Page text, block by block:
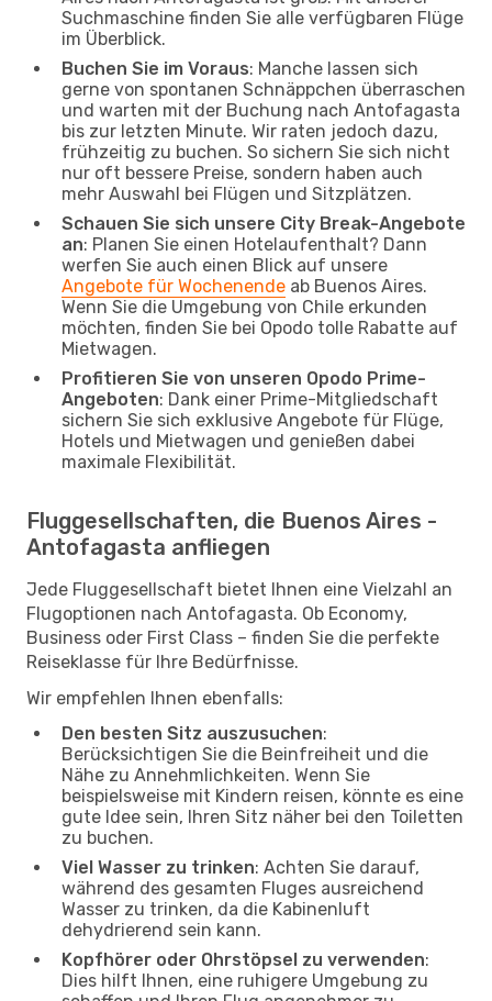
Suchmaschine finden Sie alle verfügbaren Flüge
im Überblick.
Buchen Sie im Voraus: Manche lassen sich
gerne von spontanen Schnäppchen überraschen
und warten mit der Buchung nach Antofagasta
bis zur letzten Minute. Wir raten jedoch dazu,
frühzeitig zu buchen. So sichern Sie sich nicht
nur oft bessere Preise, sondern haben auch
mehr Auswahl bei Flügen und Sitzplätzen.
Schauen Sie sich unsere City Break-Angebote
an: Planen Sie einen Hotelaufenthalt? Dann
werfen Sie auch einen Blick auf unsere
Angebote für Wochenende ab Buenos Aires.
Wenn Sie die Umgebung von Chile erkunden
möchten, finden Sie bei Opodo tolle Rabatte auf
Mietwagen.
Profitieren Sie von unseren Opodo Prime-
Angeboten: Dank einer Prime-Mitgliedschaft
sichern Sie sich exklusive Angebote für Flüge,
Hotels und Mietwagen und genießen dabei
maximale Flexibilität.
Fluggesellschaften, die Buenos Aires -
Antofagasta anfliegen
Jede Fluggesellschaft bietet Ihnen eine Vielzahl an
Flugoptionen nach Antofagasta. Ob Economy,
Business oder First Class – finden Sie die perfekte
Reiseklasse für Ihre Bedürfnisse.
Wir empfehlen Ihnen ebenfalls:
Den besten Sitz auszusuchen:
Berücksichtigen Sie die Beinfreiheit und die
Nähe zu Annehmlichkeiten. Wenn Sie
beispielsweise mit Kindern reisen, könnte es eine
gute Idee sein, Ihren Sitz näher bei den Toiletten
zu buchen.
Viel Wasser zu trinken: Achten Sie darauf,
während des gesamten Fluges ausreichend
Wasser zu trinken, da die Kabinenluft
dehydrierend sein kann.
Kopfhörer oder Ohrstöpsel zu verwenden:
Dies hilft Ihnen, eine ruhigere Umgebung zu